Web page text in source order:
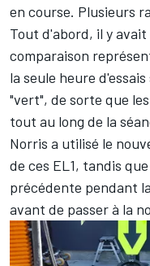
en course. Plusieurs
Tout d'abord, il y
comparaison
la seule heure
"vert", de sorte que
tout au long de la
Norris a utilisé le
de ces EL1, tandis
précédente pendant
avant de passer à la